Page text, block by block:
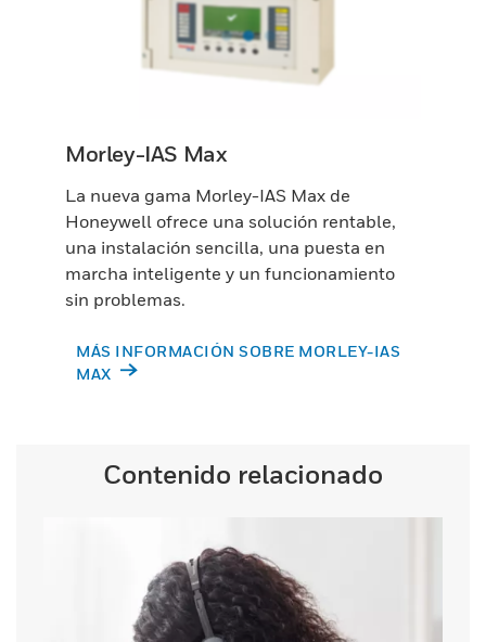
Morley-IAS Max
La nueva gama Morley-IAS Max de
Honeywell ofrece una solución rentable,
una instalación sencilla, una puesta en
marcha inteligente y un funcionamiento
sin problemas.
MÁS INFORMACIÓN SOBRE MORLEY-IAS
MAX
Contenido relacionado